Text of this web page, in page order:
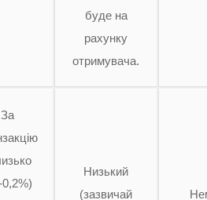
буде на
рахунку
отримувача.
За
Низький
(зазвичай